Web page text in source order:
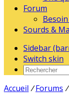
Forum
Sourds &
Sidebar
Switch skin
Accueil / Forums /